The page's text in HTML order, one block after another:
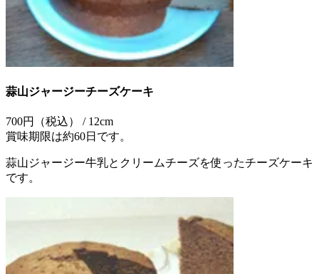
蒜山ジャージーチーズケーキ
700円（税込） / 12cm
賞味期限は約60日です。
蒜山ジャージー牛乳とクリームチーズを使ったチーズケーキ
です。